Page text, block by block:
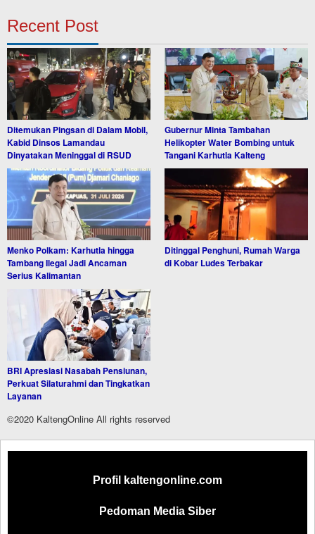
Recent Post
Ditemukan Pingsan di Dalam Mobil,
Kabid Dinsos Lamandau
Dinyatakan Meninggal di RSUD
Gubernur Minta Tambahan
Helikopter Water Bombing untuk
Tangani Karhutla Kalteng
Menko Polkam: Karhutla hingga
Tambang Ilegal Jadi Ancaman
Serius Kalimantan
Ditinggal Penghuni, Rumah Warga
di Kobar Ludes Terbakar
BRI Apresiasi Nasabah Pensiunan,
Perkuat Silaturahmi dan Tingkatkan
Layanan
©2020 KaltengOnline All rights reserved
Profil kaltengonline.com
Pedoman Media Siber